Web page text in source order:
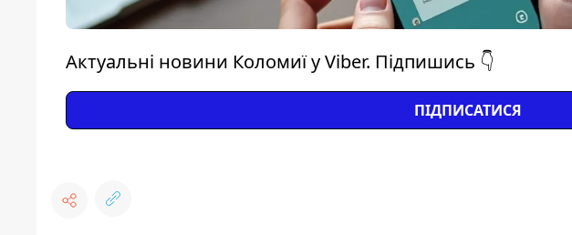
Актуальні новини Коломиї у Viber. Підпишись 👇
ПІДПИСАТИСЯ